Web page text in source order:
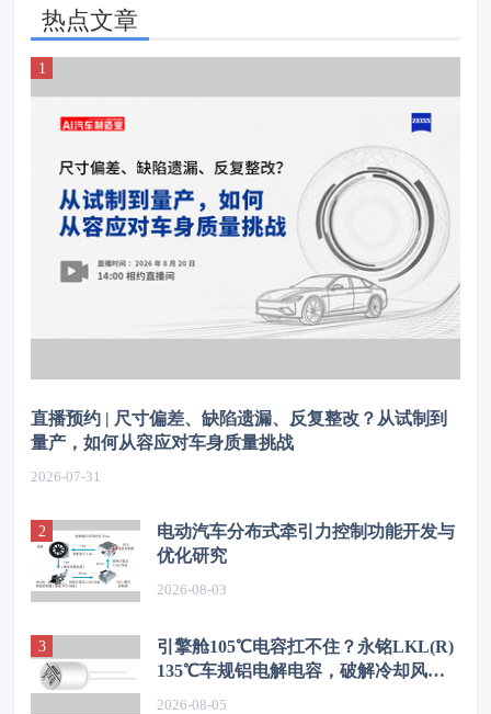
热点文章
直播预约 | 尺寸偏差、缺陷遗漏、反复整改？从试制到
量产，如何从容应对车身质量挑战
2026-07-31
电动汽车分布式牵引力控制功能开发与
优化研究
2026-08-03
引擎舱105℃电容扛不住？永铭LKL(R)
135℃车规铝电解电容，破解冷却风扇
2026-08-05